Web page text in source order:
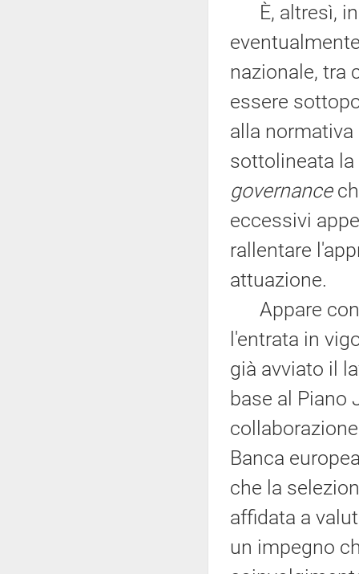
È, altresì,
nazionale, tra
essere
alla
sottolineata
governance
eccessivi
rallentare
attuazione.
Appare
l'entrata in
già avviato il
base al Piano
Banca
che la
affidata a
un impegno